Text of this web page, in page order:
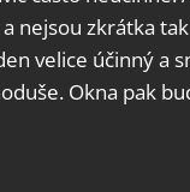
nejsou zkrátka
velice účinný a
Okna pak